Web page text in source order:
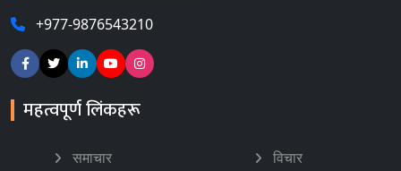
+977-9876543210
महत्वपूर्ण लिंकहरू
समाचार
विचार